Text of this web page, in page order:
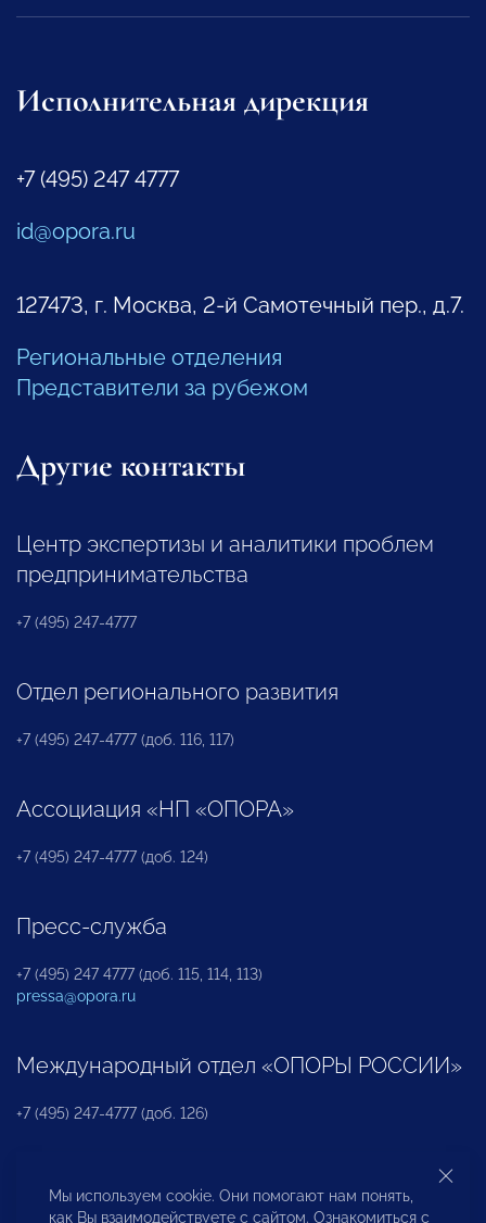
Исполнительная дирекция
+7 (495) 247 4777
id@opora.ru
127473, г. Москва, 2-й Самотечный пер., д.7.
Региональные отделения
Представители за рубежом
Другие контакты
Центр экспертизы и аналитики проблем
предпринимательства
+7 (495) 247-4777
Отдел регионального развития
+7 (495) 247-4777 (доб. 116, 117)
Ассоциация «НП «ОПОРА»
+7 (495) 247-4777 (доб. 124)
Пресс-служба
+7 (495) 247 4777 (доб. 115, 114, 113)
pressa@opora.ru
Международный отдел «ОПОРЫ РОССИИ»
+7 (495) 247-4777 (доб. 126)
Бюро по защите прав предпринимателей и
инвесторов
Мы используем cookie. Они помогают нам понять,
как Вы взаимодействуете с сайтом. Ознакомиться с